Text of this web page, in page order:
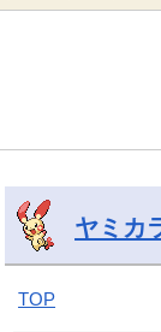
ヤミカ
TOP